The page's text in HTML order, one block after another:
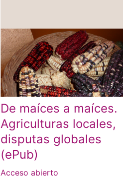
De maíces a maíces.
Agriculturas locales,
disputas globales
(ePub)
Acceso abierto